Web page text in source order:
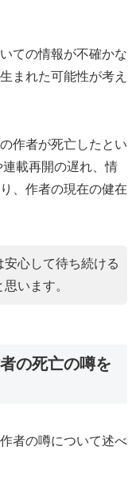
ての情報が不確かな
まれた可能性が考え
作者が死亡したとい
載再開の遅れ、情
、作者の現在の健在
心して待ち続ける
います。
の死亡の噂を
者の噂について述べ